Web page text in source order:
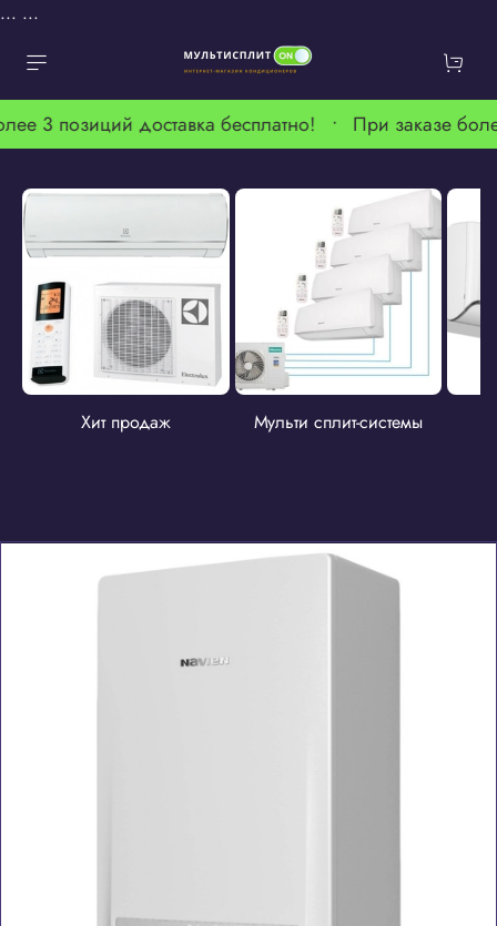
... ...
3 позиций доставка бесплатно! • При заказе
Хит продаж Мульти сплит-системы